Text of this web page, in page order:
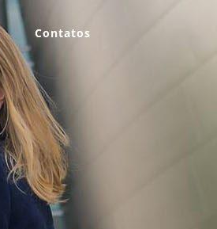
Contatos